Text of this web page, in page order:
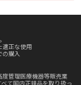
適正な使用
購入
度管理医療機器等販売業
て国内正規品を取り扱っ